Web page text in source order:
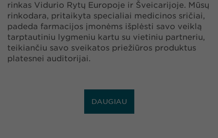
rinkas Vidurio Rytų Europoje ir Šveicarijoje. Mūsų
rinkodara, pritaikyta specialiai medicinos sričiai,
padeda farmacijos įmonėms išplėsti savo veiklą
tarptautiniu lygmeniu kartu su vietiniu partneriu,
teikiančiu savo sveikatos priežiūros produktus
platesnei auditorijai.
DAUGIAU